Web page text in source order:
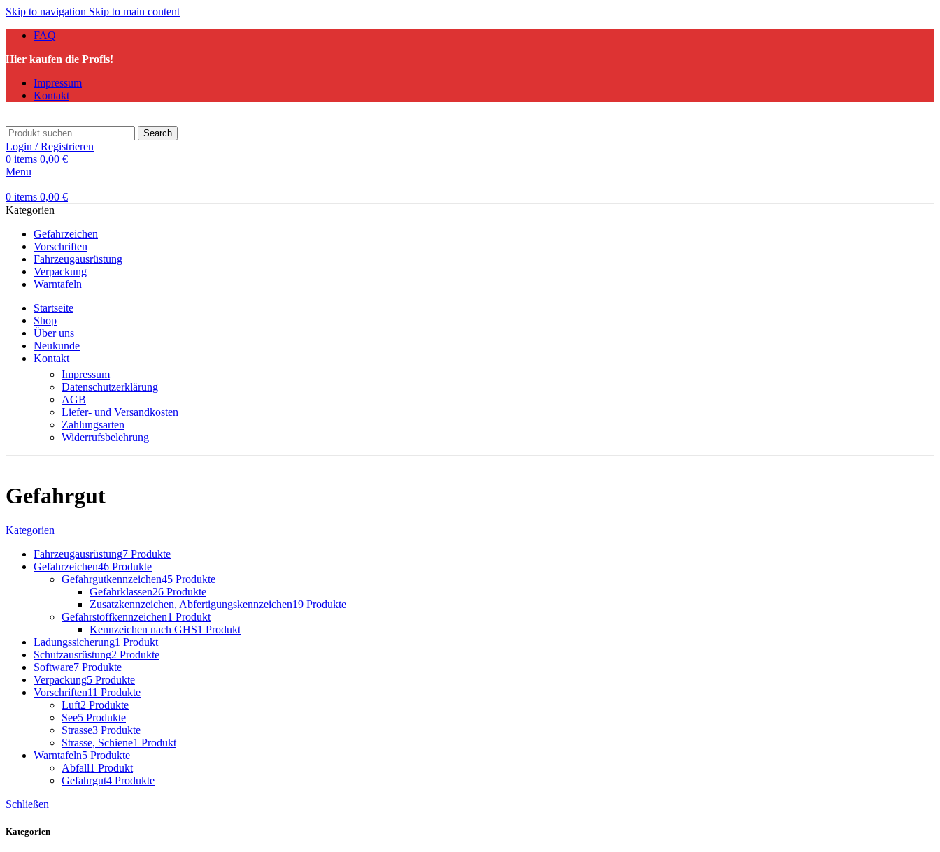
Skip to navigation Skip to main content
FAQ
Hier kaufen die Profis!
Impressum
Kontakt
Search
Login / Registrieren
0 items 0,00 €
Menu
0 items 0,00 €
Kategorien
Gefahrzeichen
Vorschriften
Fahrzeugausrüstung
Verpackung
Warntafeln
Startseite
Shop
Über uns
Neukunde
Kontakt
Impressum
Datenschutzerklärung
AGB
Liefer- und Versandkosten
Zahlungsarten
Widerrufsbelehrung
Gefahrgut
Kategorien
Fahrzeugausrüstung7 Produkte
Gefahrzeichen46 Produkte
Gefahrgutkennzeichen45 Produkte
Gefahrklassen26 Produkte
Zusatzkennzeichen, Abfertigungskennzeichen19 Produkte
Gefahrstoffkennzeichen1 Produkt
Kennzeichen nach GHS1 Produkt
Ladungssicherung1 Produkt
Schutzausrüstung2 Produkte
Software7 Produkte
Verpackung5 Produkte
Vorschriften11 Produkte
Luft2 Produkte
See5 Produkte
Strasse3 Produkte
Strasse, Schiene1 Produkt
Warntafeln5 Produkte
Abfall1 Produkt
Gefahrgut4 Produkte
Schließen
Kategorien